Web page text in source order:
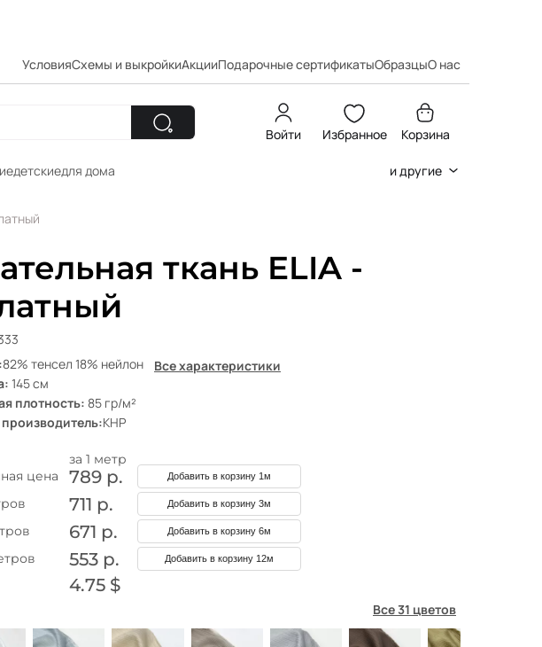
УсловияСхемы и выкройкиАкцииПодарочные сертификатыОбразцыО нас
Войти Избранное Корзина
детскиедля дома и другие
ткань ELIA -
82% тенсел 18% нейлон
145 см
плотность: 85 гр/м²
КНР
Все характеристики
за 1 метр
цена
789 р. Добавить в корзину 1м
711 р. Добавить в корзину 3м
671 р. Добавить в корзину 6м
553 р. Добавить в корзину 12м
4.75 $
Все 31 цветов